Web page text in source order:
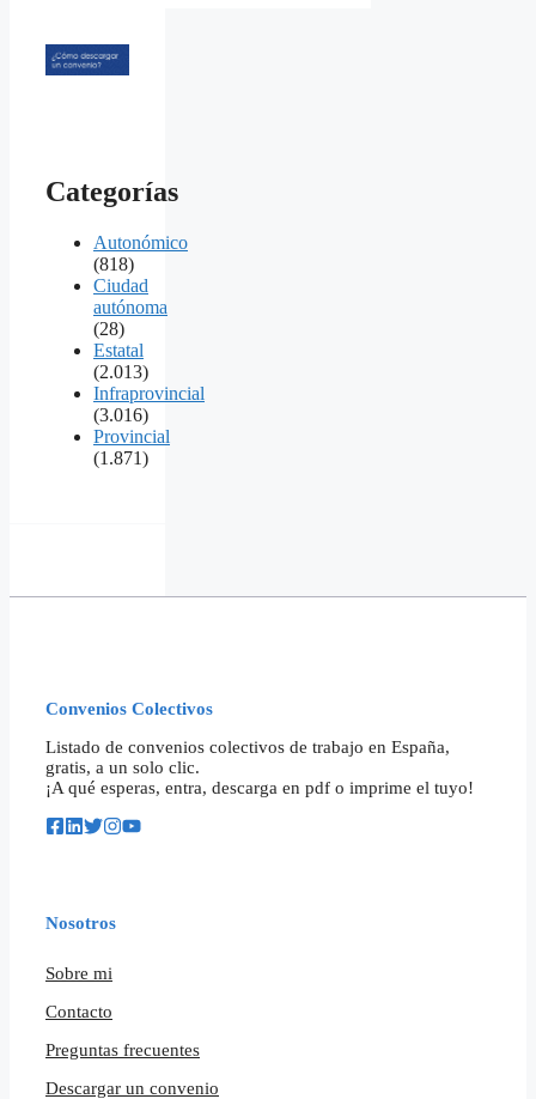
Categorías
Autonómico
(818)
Ciudad
autónoma
(28)
Estatal
(2.013)
Infraprovincial
(3.016)
Provincial
(1.871)
Convenios Colectivos
Listado de convenios colectivos de trabajo en España,
gratis, a un solo clic.
¡A qué esperas, entra, descarga en pdf o imprime el tuyo!
Nosotros
Sobre mi
Contacto
Preguntas frecuentes
Descargar un convenio